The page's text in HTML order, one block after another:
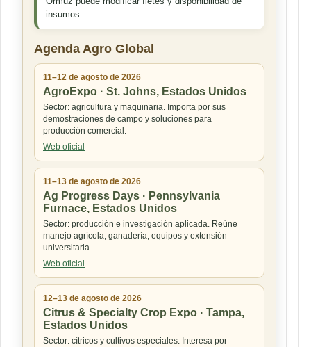
insumos.
Agenda Agro Global
11–12 de agosto de 2026
AgroExpo · St. Johns, Estados Unidos
Sector: agricultura y maquinaria. Importa por sus
demostraciones de campo y soluciones para
producción comercial.
Web oficial
11–13 de agosto de 2026
Ag Progress Days · Pennsylvania
Furnace, Estados Unidos
Sector: producción e investigación aplicada. Reúne
manejo agrícola, ganadería, equipos y extensión
universitaria.
Web oficial
12–13 de agosto de 2026
Citrus & Specialty Crop Expo · Tampa,
Estados Unidos
Sector: cítricos y cultivos especiales. Interesa por